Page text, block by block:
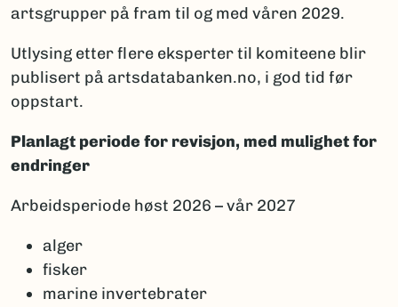
artsgrupper på fram til og med våren 2029.
Utlysing etter flere eksperter til komiteene blir
publisert på artsdatabanken.no, i god tid før
oppstart.
Planlagt periode for revisjon, med mulighet for
endringer
Arbeidsperiode høst 2026 – vår 2027
alger
fisker
marine invertebrater